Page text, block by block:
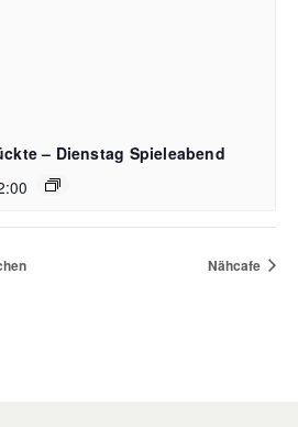
– Dienstag Spieleabend
Nähcafe